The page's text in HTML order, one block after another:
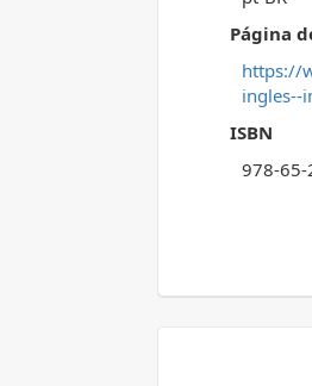
Página
https://
ingles--
ISBN
978-